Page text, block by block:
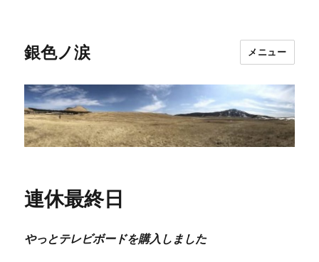
銀色ノ涙 メニュー
連休最終日
やっとテレビボードを購入しました